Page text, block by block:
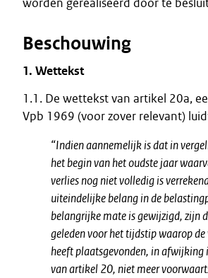
worden gerealiseerd door te
Beschouwing
1. Wettekst
1.1. De wettekst van artikel 20a,
Vpb 1969 (voor zover relevant)
“Indien aannemelijk is dat in
het begin van het oudste jaar
verlies nog niet volledig is
uiteindelijke belang in de
belangrijke mate is gewijzigd, zijn
geleden voor het tijdstip waarop
heeft plaatsgevonden, in afwijking
van artikel 20, niet meer